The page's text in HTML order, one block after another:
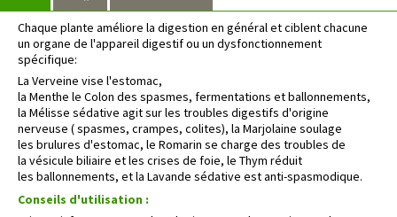
Chaque plante améliore la digestion en général et ciblent chacune
un organe de l'appareil digestifou un dysfonctionnement
spécifique:
La Verveine vise l'estomac,
la Menthe le Colon des spasmes, fermentations et ballonnements,
la Mélisse sédative agit sur les troubles digestifs d'origine
nerveuse ( spasmes, crampes, colites), la Marjolaine soulage
les brulures d'estomac, le Romarin se charge des troubles de
la vésicule biliaire et les crises de foie, le Thym réduit
les ballonnements, et la Lavande sédative est anti-spasmodique.
Conseils d'utilisation :